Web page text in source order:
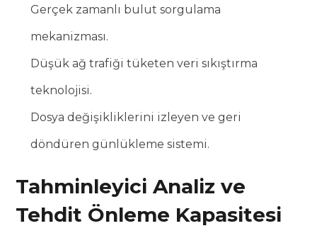
Gerçek zamanlı bulut sorgulama
mekanizması.
Düşük ağ trafiği tüketen veri sıkıştırma
teknolojisi.
Dosya değişikliklerini izleyen ve geri
döndüren günlükleme sistemi.
Tahminleyici Analiz ve
Tehdit Önleme Kapasitesi